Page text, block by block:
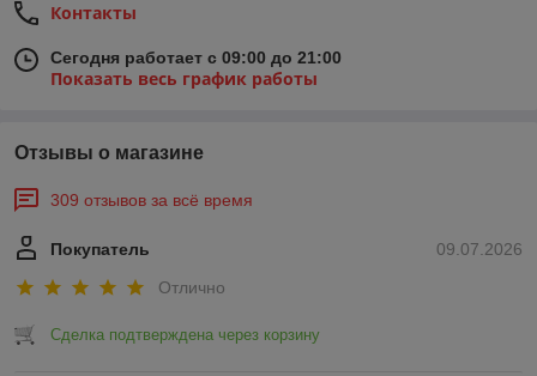
Контакты
Сегодня работает с 09:00 до 21:00
Показать весь график работы
Отзывы о магазине
309 отзывов за всё время
09.07.2026
Покупатель
Отлично
Сделка подтверждена через корзину